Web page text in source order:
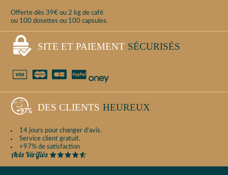
Offerte dès 39€ ou 2 kg de café
ou 100 dosettes ou 100 capsules.
SITE ET PAIEMENT SÉCURISÉS
DES CLIENTS HEUREUX
14 jours pour changer d'avis.
Service client gratuit.
+97% de satisfaction